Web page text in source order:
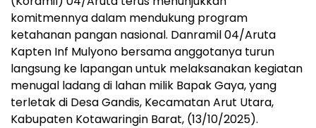
komitmennya dalam mendukung program
ketahanan pangan nasional. Danramil 04/Aruta
Kapten Inf Mulyono bersama anggotanya turun
langsung ke lapangan untuk melaksanakan kegiatan
menugal ladang di lahan milik Bapak Gaya, yang
terletak di Desa Gandis, Kecamatan Arut Utara,
Kabupaten Kotawaringin Barat, (13/10/2025).